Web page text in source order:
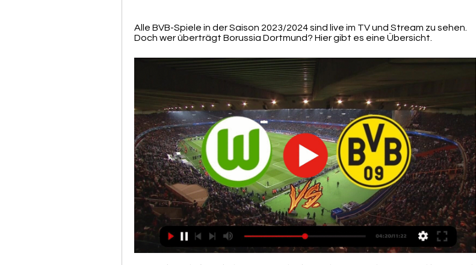
Alle BVB-Spiele in der Saison 2023/2024 sind live im TV und Stream zu sehen.
Doch wer überträgt Borussia Dortmund? Hier gibt es eine Übersicht.